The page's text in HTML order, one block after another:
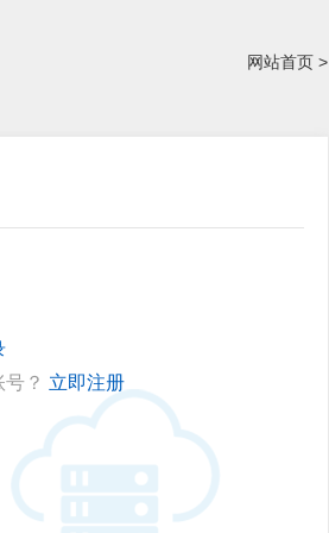
网站首页 >
？ 立即注册